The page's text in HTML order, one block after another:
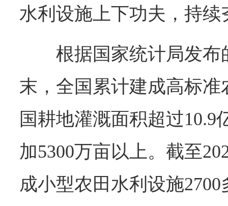
水利设施上下功夫，持
根据国家统计局发布
末，全国累计建成高标准
国耕地灌溉面积超过10.9
加5300万亩以上。截至
成小型农田水利设施